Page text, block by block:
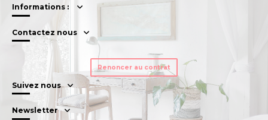
Informations :
Contactez nous
Renoncer au contrat
Suivez nous
Newsletter